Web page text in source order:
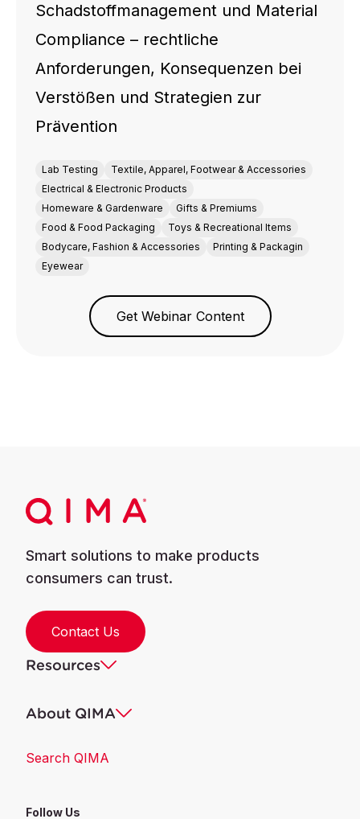
Schadstoffmanagement und Material
Compliance – rechtliche
Anforderungen, Konsequenzen bei
Verstößen und Strategien zur
Prävention
Lab Testing
Textile, Apparel, Footwear & Accessories
Electrical & Electronic Products
Homeware & Gardenware
Gifts & Premiums
Food & Food Packaging
Toys & Recreational Items
Bodycare, Fashion & Accessories
Printing & Packagin
Eyewear
Get Webinar Content
Smart solutions to make products
consumers can trust.
Contact Us
Resources
About QIMA
Search QIMA
Follow Us